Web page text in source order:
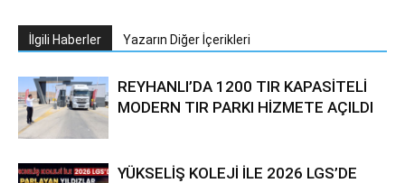
İlgili Haberler Yazarın Diğer İçerikleri
REYHANLI’DA 1200 TIR KAPASİTELİ
MODERN TIR PARKI HİZMETE AÇILDI
YÜKSELİŞ KOLEJİ İLE 2026 LGS’DE